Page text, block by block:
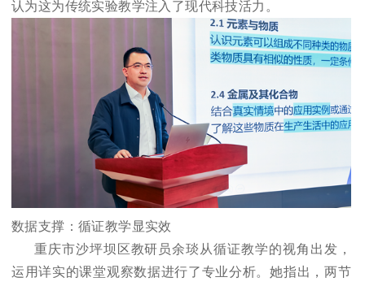
认为这为传统实验教学注入了现代科技活力。
数据支撑：循证教学显实效
重庆市沙坪坝区教研员余琰从循证教学的视角出发，
运用详实的课堂观察数据进行了专业分析。她指出，两节